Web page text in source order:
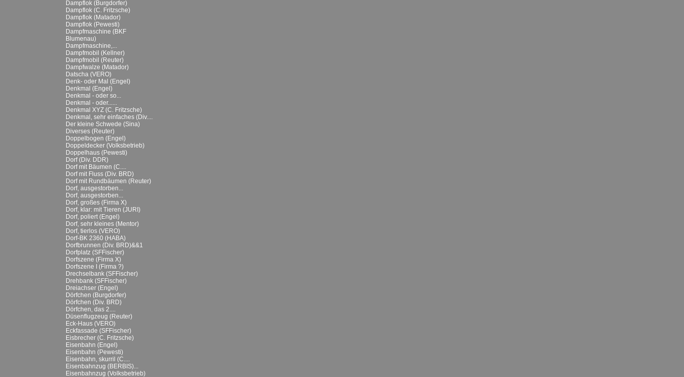
Dampflok (Burgdorfer)
Dampflok (C. Fritzsche)
Dampflok (Matador)
Dampflok (Pewesti)
Dampfmaschine (BKF
Blumenau)
Dampfmaschine,...
Dampfmobil (Kellner)
Dampfmobil (Reuter)
Dampfwalze (Matador)
Datscha (VERO)
Denk- oder Mal (Engel)
Denkmal (Engel)
Denkmal - oder so...
Denkmal - oder......
Denkmal XYZ (C. Fritzsche)
Denkmal, sehr einfaches (Div....
Der kleine Schwede (Sina)
Diverses (Reuter)
Doppelbogen (Engel)
Doppeldecker (Volksbetrieb)
Doppelhaus (Pewesti)
Dorf (Div. DDR)
Dorf mit Bäumen (C....
Dorf mit Fluss (Div. BRD)
Dorf mit Rundbäumen (Reuter)
Dorf, ausgestorben...
Dorf, ausgestorben...
Dorf, großes (Firma X)
Dorf, klar: mit Tieren (JURI)
Dorf, poliert (Engel)
Dorf, sehr kleines (Mentor)
Dorf, tierlos (VERO)
Dorf-BK 2360 (HABA)
Dorfbrunnen (Div. BRD)&&1
Dorfplatz (SFFischer)
Dorfszene (Firma X)
Dorfszene I (Firma ?)
Drechselbank (SFFischer)
Drehbank (SFFischer)
Dreiachser (Engel)
Dörfchen (Burgdorfer)
Dörfchen (Div. BRD)
Dörfchen, das 2....
Düsenflugzeug (Reuter)
Eck-Haus (VERO)
Eckfassade (SFFischer)
Eisbrecher (C. Fritzsche)
Eisenbahn (Engel)
Eisenbahn (Pewesti)
Eisenbahn, skurril (C....
Eisenbahnzug (BERBIS)...
Eisenbahnzug (Volksbetrieb)